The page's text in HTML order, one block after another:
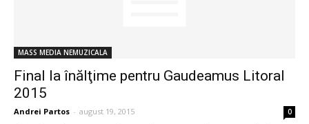
MASS MEDIA NEMUZICALA
Final la înălţime pentru Gaudeamus Litoral
2015
Andrei Partos - august 19, 2015 0